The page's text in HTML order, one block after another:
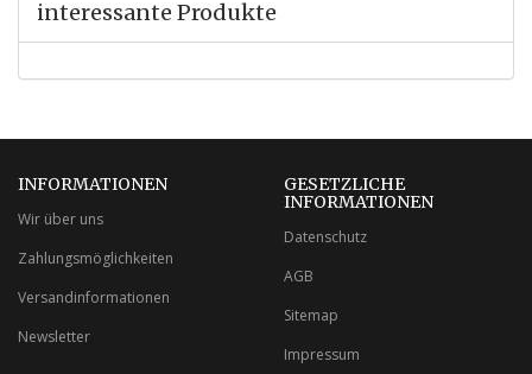
interessante Produkte
INFORMATIONEN
Wir über uns
Zahlungsmöglichkeiten
Versandinformationen
Newsletter
GESETZLICHE
INFORMATIONEN
Datenschutz
AGB
Sitemap
Impressum